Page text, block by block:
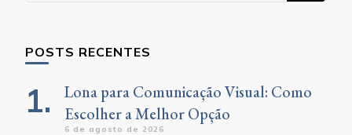
POSTS RECENTES
Lona para Comunicação Visual: Como
Escolher a Melhor Opção
6 de agosto de 2026